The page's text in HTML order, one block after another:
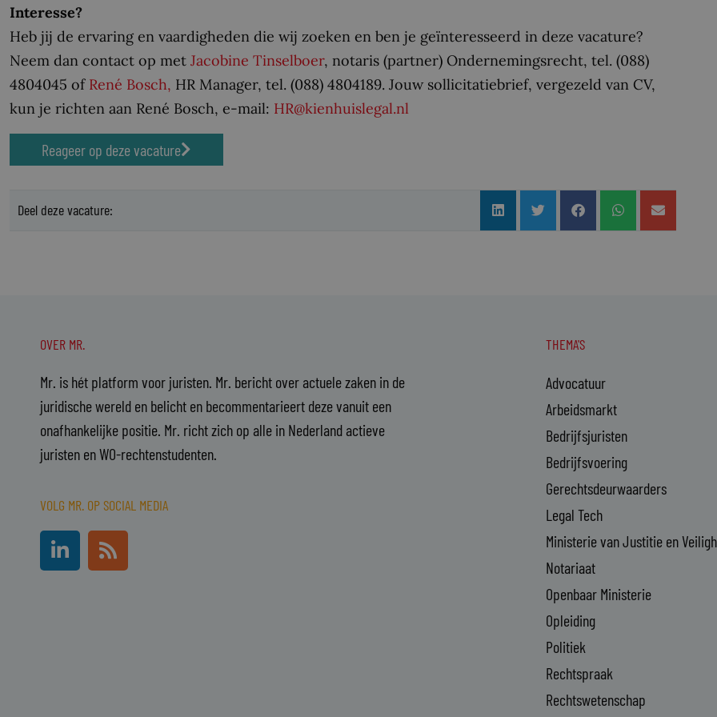
Interesse?
Heb jij de ervaring en vaardigheden die wij zoeken en ben je geïnteresseerd in deze vacature?
Neem dan contact op met Jacobine Tinselboer, notaris (partner) Ondernemingsrecht, tel. (088)
4804045 of René Bosch, HR Manager, tel. (088) 4804189. Jouw sollicitatiebrief, vergezeld van CV,
kun je richten aan René Bosch, e-mail: HR@kienhuislegal.nl
Reageer op deze vacature
Deel deze vacature:
OVER MR.
Mr. is hét platform voor juristen. Mr. bericht over actuele zaken in de
juridische wereld en belicht en becommentarieert deze vanuit een
onafhankelijke positie. Mr. richt zich op alle in Nederland actieve
juristen en WO-rechtenstudenten.
VOLG MR. OP SOCIAL MEDIA
L
i
n
R
s
s
THEMA'S
Advocatuur
Arbeidsmarkt
Bedrijfsjuristen
Bedrijfsvoering
Gerechtsdeurwaarders
Legal Tech
Ministerie van Justitie en
Notariaat
Openbaar Ministerie
Opleiding
Politiek
Rechtspraak
Rechtswetenschap